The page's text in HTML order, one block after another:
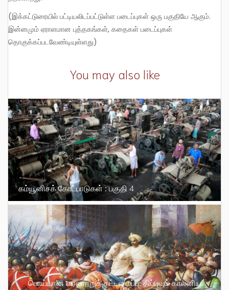
(இக்கட்டுரையில் பட்டியலிடப்பட்டுள்ள படைப்புகள் ஒரு பகுதியே ஆகும்.
இன்னமும் ஏராளமான புத்தகங்கள், கதைகள் படைப்புகள்
தொகுக்கப்படவேண்டியுள்ளது)
You may also like
கம்யூனிசக் கோட்பாடுகள் : பகுதி 4
பொய்யான வரலாற்றுக் கட்டமைப்பு: திப்புவும் காலனிய